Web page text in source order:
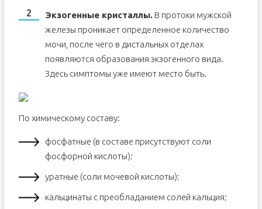
Экзогенные кристаллы.В протоки мужской
железы проникает определенное количество
мочи, после чего в дистальных отделах
появляются образования экзогенного вида.
Здесь симптомы уже имеют место быть.
По химическому составу:
фосфатные (в составе присутствуют соли
фосфорной кислоты);
уратные (соли мочевой кислоты);
кальцинаты с преобладанием солей кальция;